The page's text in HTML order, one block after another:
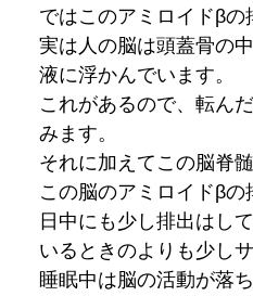
ではこのアミロイドβの
実は人の脳は頭蓋骨の
液に浮かんでいます。
これがあるので、転ん
みます。
それに加えてこの脳脊
この脳のアミロイドβの
日中にも少し排出はし
いるときのよりも少し
睡眠中は脳の活動が落